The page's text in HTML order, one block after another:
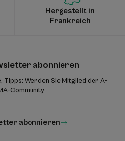
Hergestellt in
Frankreich
abonnieren
Tipps: Werden Sie Mitglied der A-
Community
abonnieren